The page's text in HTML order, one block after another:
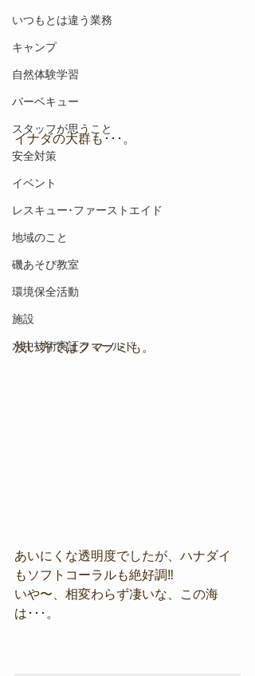
いつもとは違う業務
キャンプ
自然体験学習
バーベキュー
スタッフが思うこと
安全対策
イベント
レスキュー･ファーストエイド
地域のこと
磯あそび教室
環境保全活動
施設
水中技術実証フィールド
イナダの大群も･･･。
浅い方ではクマノミも。
あいにくな透明度でしたが、ハナダイ
もソフトコーラルも絶好調‼︎
いや〜、相変わらず凄いな、この海
は･･･。